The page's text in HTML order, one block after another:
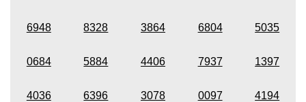
6948 8328 3864 6804 5035
0684 5884 4406 7937 1397
4036 6396 3078 0097 4194